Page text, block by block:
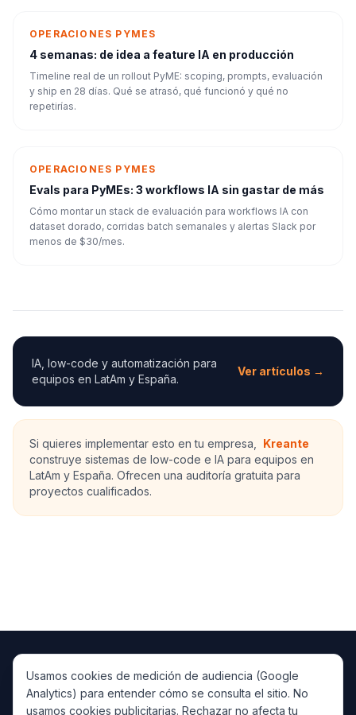
OPERACIONES PYMES
4 semanas: de idea a feature IA en producción
Timeline real de un rollout PyME: scoping, prompts, evaluación
y ship en 28 días. Qué se atrasó, qué funcionó y qué no
repetirías.
OPERACIONES PYMES
Evals para PyMEs: 3 workflows IA sin gastar de más
Cómo montar un stack de evaluación para workflows IA con
dataset dorado, corridas batch semanales y alertas Slack por
menos de $30/mes.
IA, low-code y automatización para
equipos en LatAm y España.
Ver artículos →
Si quieres implementar esto en tu empresa,
Kreante
construye sistemas de low-code e IA para equipos en
LatAm y España. Ofrecen una auditoría gratuita para
proyectos cualificados.
IA PlataformaIA
IA, low-code/AI y automatización para LatAm y España.
Usamos cookies de medición de audiencia (Google
Analytics) para entender cómo se consulta el sitio. No
usamos cookies publicitarias. Rechazar no afecta tu